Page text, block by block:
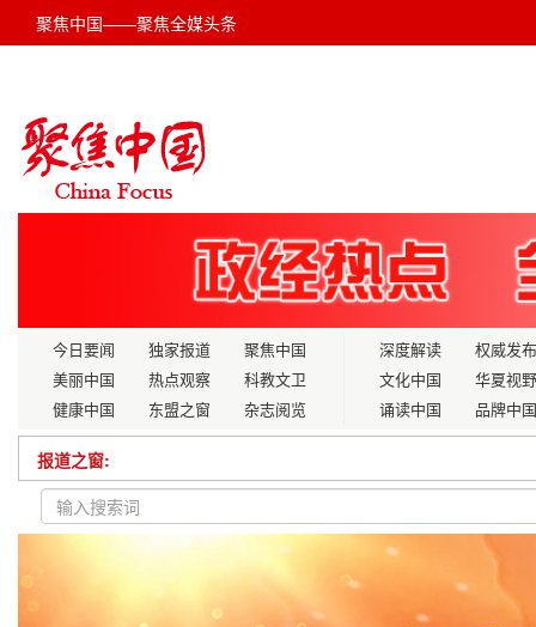
聚焦中国——聚焦全媒头条
今日要闻 独家报道
聚焦中国
美丽中国
热点观察
科教文卫
健康中国
东盟之窗 杂志阅览
深度解读
权威发布
文化中国
华夏视野
诵读中国
品牌中国
报道之窗:
牡丹江：吹响复工复产“集结号” 铆足干劲冲刺“开门红”
喜报！重庆市江津区先锋镇又一名现役军人立三等功！
北京启动建设国际绿色经济标杆城市